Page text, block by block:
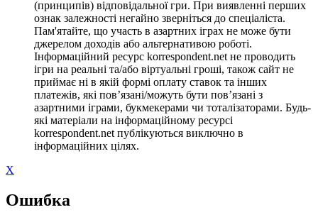
(принципів) відповідальної гри. При виявленні перших
ознак залежності негайно зверніться до спеціаліста.
Пам'ятайте, що участь в азартних іграх не може бути
джерелом доходів або альтернативою роботі.
Інформаційний ресурс korrespondent.net не проводить
ігри на реальні та/або віртуальні гроші, також сайт не
приймає ні в якій формі оплату ставок та інших
платежів, які пов’язані/можуть бути пов’язані з
азартними іграми, букмекерами чи тоталізаторами. Будь-
які матеріали на інформаційному ресурсі
korrespondent.net публікуються виключно в
інформаційних цілях.
X
Ошибка